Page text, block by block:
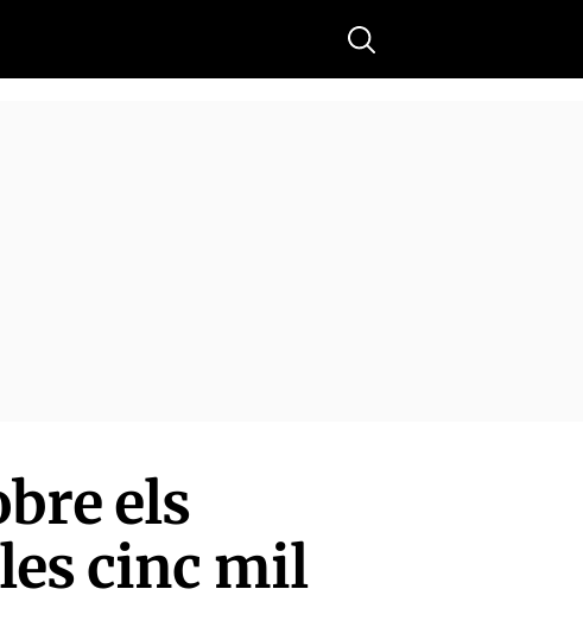
Buscar
els
cinc mil